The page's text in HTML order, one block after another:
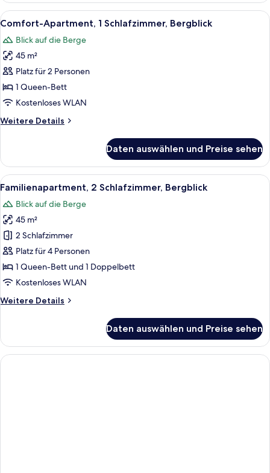
Gartenblick
Alle
Fotos
für
Comfort-
Apartment,
1
Schlafzimmer,
anzeigen
Ein Schlafzimmer mit einem Bett,
8
Comfort-Apartment, 1 Schlafzimmer, Bergblick
Blick auf die Berge
45 m²
Platz für 2 Personen
1 Queen-Bett
Kostenloses WLAN
Weitere Details
Weitere
Apartment,
Schlafzimmer,
Daten auswählen und Preise sehen
Alle
Fotos
für
Familienapartment,
2 Schlafzimmer,
Bergblick
anzeigen
Ein Hotelzimmer mit einem großen
6
Familienapartment, 2 Schlafzimmer, Bergblick
Blick auf die Berge
45 m²
2 Schlafzimmer
Platz für 4 Personen
1 Queen-Bett und 1 Doppelbett
Kostenloses WLAN
Weitere Details
Weitere
2 Schlafzimmer,
Bergblick
Daten auswählen und Preise sehen